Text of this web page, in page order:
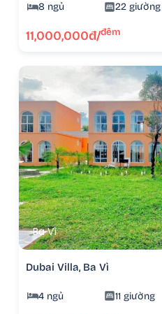
8 ngủ 22 giường
11,000,000đ/đêm
Ba Vì
Dubai Villa, Ba Vì
4 ngủ 11 giường